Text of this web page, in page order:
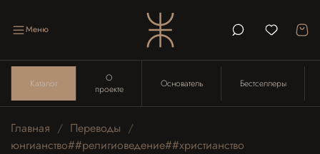
Меню
Каталог
О
проекте
Основатель Бестселлеры
Главная
Переводы
юнгианство##религиоведение##христианство